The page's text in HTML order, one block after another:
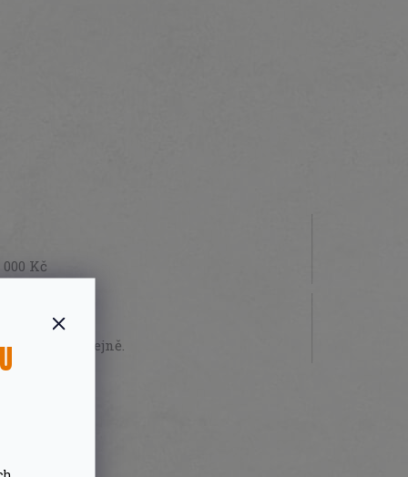
Kč
na prodejně.